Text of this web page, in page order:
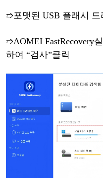
➱포맷된 USB 플래시
➱AOMEI FastRecovery
하여 “검사”클릭